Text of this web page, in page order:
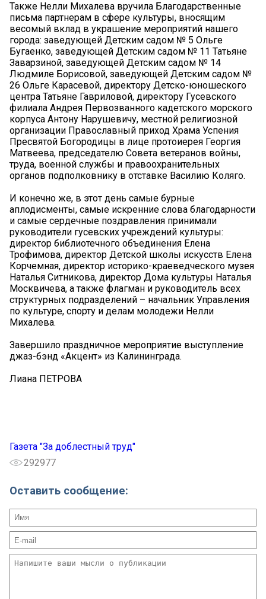
Также Нелли Михалева вручила Благодарственные
письма партнерам в сфере культуры, вносящим
весомый вклад в украшение мероприятий нашего
города: заведующей Детским садом № 5 Ольге
Бугаенко, заведующей Детским садом № 11 Татьяне
Заварзиной, заведующей Детским садом № 14
Людмиле Борисовой, заведующей Детским садом №
26 Ольге Карасевой, директору Детско-юношеского
центра Татьяне Гавриловой, директору Гусевского
филиала Андрея Первозванного кадетского морского
корпуса Антону Нарушевичу, местной религиозной
организации Православный приход Храма Успения
Пресвятой Богородицы в лице протоиерея Георгия
Матвеева, председателю Совета ветеранов войны,
труда, военной службы и правоохранительных
органов подполковнику в отставке Василию Коляго.
И конечно же, в этот день самые бурные
аплодисменты, самые искренние слова благодарности
и самые сердечные поздравления принимали
руководители гусевских учреждений культуры:
директор библиотечного объединения Елена
Трофимова, директор Детской школы искусств Елена
Корчемная, директор историко-краеведческого музея
Наталья Ситникова, директор Дома культуры Наталья
Москвичева, а также флагман и руководитель всех
структурных подразделений – начальник Управления
по культуре, спорту и делам молодежи Нелли
Михалева.
Завершило праздничное мероприятие выступление
джаз-бэнд «Акцент» из Калининграда.
Лиана ПЕТРОВА
Газета "За доблестный труд"
292977
Оставить сообщение: